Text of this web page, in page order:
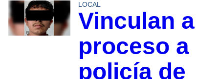
LOCAL
Vinculan a
proceso a
policía de